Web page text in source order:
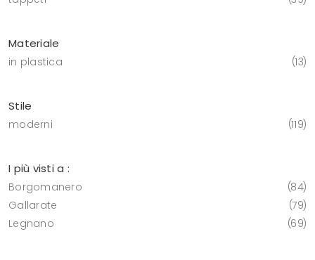
Materiale
in plastica 13
Stile
moderni 119
I più visti a :
Borgomanero
84
Gallarate
79
Legnano
69